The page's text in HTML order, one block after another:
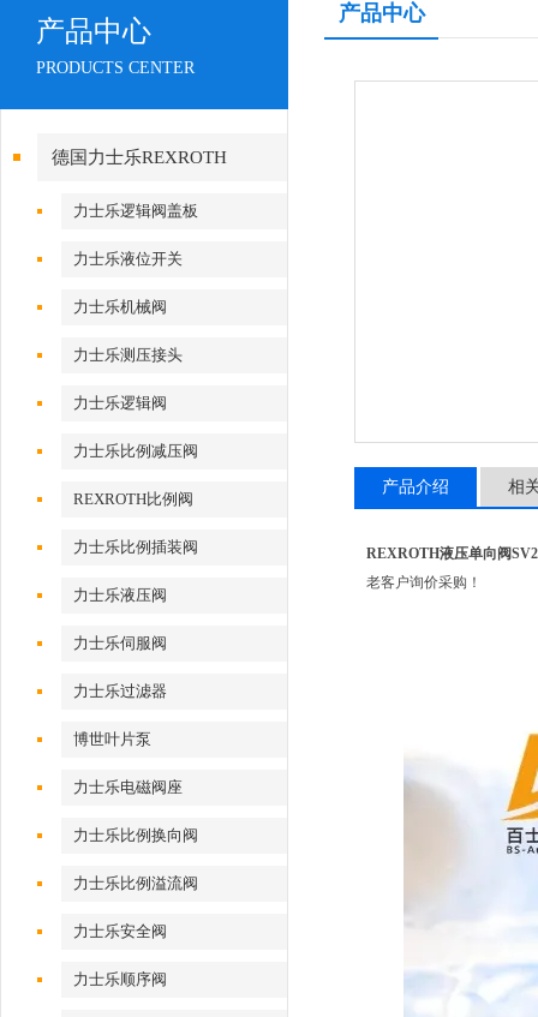
产品中心
PRODUCTS CENTER
德国力士乐REXROTH
力士乐逻辑阀盖板
力士乐液位开关
力士乐机械阀
力士乐测压接头
力士乐逻辑阀
力士乐比例减压阀
REXROTH比例阀
力士乐比例插装阀
力士乐液压阀
力士乐伺服阀
力士乐过滤器
博世叶片泵
力士乐电磁阀座
力士乐比例换向阀
力士乐比例溢流阀
力士乐安全阀
力士乐顺序阀
产品中心
产品介绍 相
REXROTH液压单向阀
老客户询价采购！